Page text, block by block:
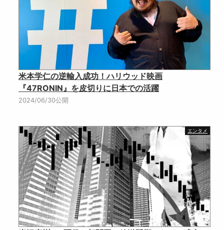
米本学仁の逆輸入成功！ハリウッド映画
『47RONIN』を皮切りに日本での活躍
2024/06/30公開
エンタメ